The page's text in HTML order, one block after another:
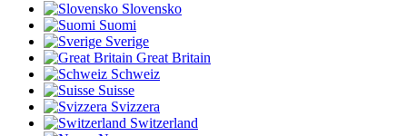
Slovensko
Suomi
Sverige
Great Britain
Schweiz
Suisse
Svizzera
Switzerland